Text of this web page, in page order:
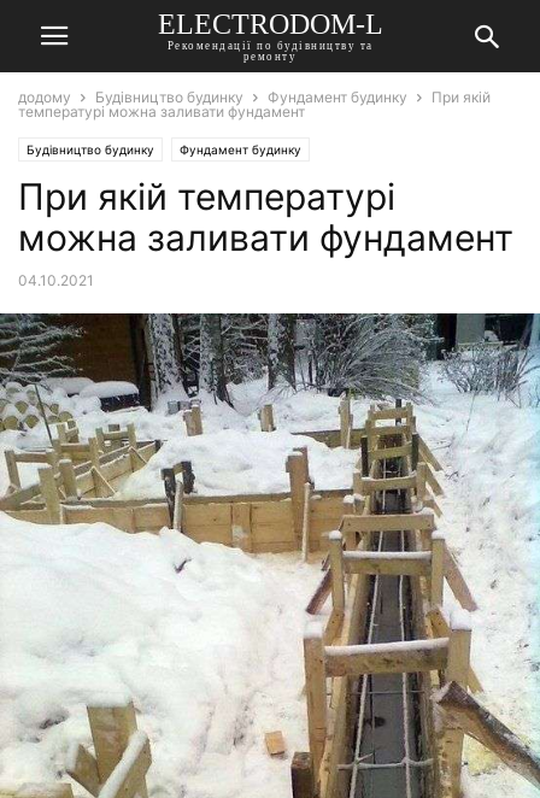
ELECTRODOM-L
Рекомендації по будівництву та
ремонту
додому Будівництво будинку Фундамент будинку
При якій
температурі можна заливати фундамент
Будівництво будинку Фундамент будинку
При якій температурі
можна заливати фундамент
04.10.2021